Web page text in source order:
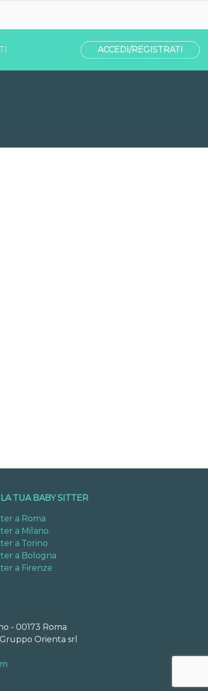
ACCEDI/REGISTRATI
TUA BABY SITTER
a Roma
a Milano
a Torino
a Bologna
a Firenze
- 00173 Roma
Orienta srl